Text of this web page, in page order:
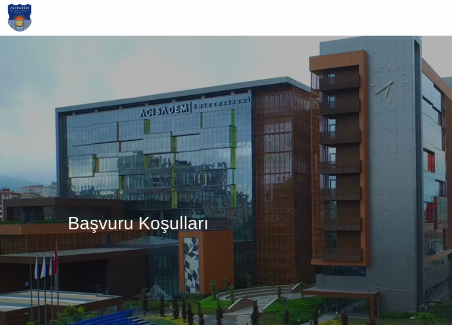
Ana
içeriğe
atla
Başvuru Koşulları